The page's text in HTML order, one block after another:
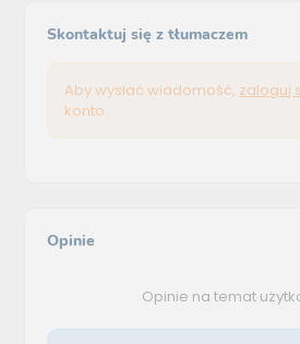
Skontaktuj się z tłumaczem
Aby wysłać wiadomość, zaloguj
konto.
Opinie
Opinie na temat